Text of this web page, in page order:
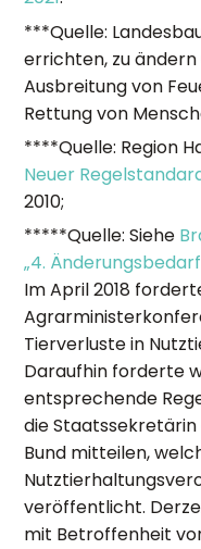
***Quelle:
errichten, zu ändern
Ausbreitung von
Rettung von
****Quelle: Region
Neuer
2010;
*****Quelle: Siehe
„4.
Im April 2018
Tierverluste in
Daraufhin forderte
entsprechende
die Staatssekretärin
Bund mitteilen,
veröffentlicht.
mit Betroffenheit